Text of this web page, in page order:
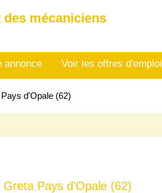
mécaniciens
annonce Voir les offres d'emploi
d'Opale (62)
Greta Pays d'Opale (62)